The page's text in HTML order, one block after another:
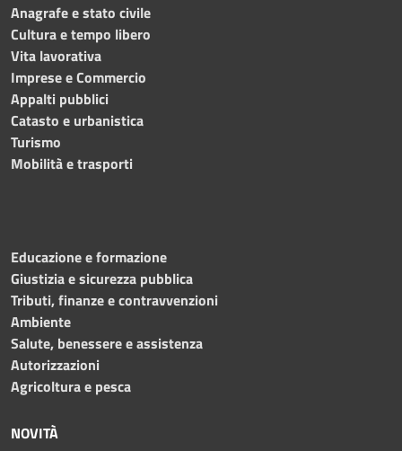
Anagrafe e stato civile
Cultura e tempo libero
Vita lavorativa
Imprese e Commercio
Appalti pubblici
Catasto e urbanistica
Turismo
Mobilità e trasporti
Educazione e formazione
Giustizia e sicurezza pubblica
Tributi, finanze e contravvenzioni
Ambiente
Salute, benessere e assistenza
Autorizzazioni
Agricoltura e pesca
NOVITÀ